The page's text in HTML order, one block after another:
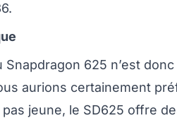
Snapdragon 625 n’est
aurions certainement
pas jeune, le SD625 offre